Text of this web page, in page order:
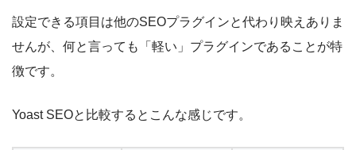
設定できる項目は他のSEOプラグインと代わり映えありま
せんが、何と言っても「軽い」プラグインであることが特
徴です。
Yoast SEOと比較するとこんな感じです。